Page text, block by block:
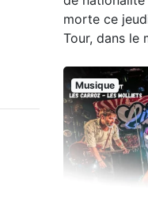
morte ce
Tour, dans le
Musique